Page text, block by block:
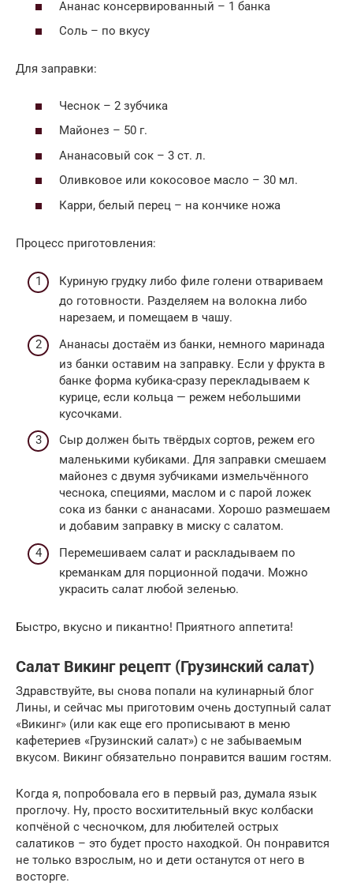
Ананас консервированный – 1 банка
Соль – по вкусу
Для заправки:
Чеснок – 2 зубчика
Майонез – 50 г.
Ананасовый сок – 3 ст. л.
Оливковое или кокосовое масло – 30 мл.
Карри, белый перец – на кончике ножа
Процесс приготовления:
Куриную грудку либо филе голени отвариваем
до готовности. Разделяем на волокна либо
нарезаем, и помещаем в чашу.
Ананасы достаём из банки, немного маринада
из банки оставим на заправку. Если у фрукта в
банке форма кубика-сразу перекладываем к
курице, если кольца — режем небольшими
кусочками.
Сыр должен быть твёрдых сортов, режем его
маленькими кубиками. Для заправки смешаем
майонез с двумя зубчиками измельчённого
чеснока, специями, маслом и с парой ложек
сока из банки с ананасами. Хорошо размешаем
и добавим заправку в миску с салатом.
Перемешиваем салат и раскладываем по
креманкам для порционной подачи. Можно
украсить салат любой зеленью.
Быстро, вкусно и пикантно! Приятного аппетита!
Салат Викинг рецепт (Грузинский салат)
Здравствуйте, вы снова попали на кулинарный блог
Лины, и сейчас мы приготовим очень доступный салат
«Викинг» (или как еще его прописывают в меню
кафетериев «Грузинский салат») с не забываемым
вкусом. Викинг обязательно понравится вашим гостям.
Когда я, попробовала его в первый раз, думала язык
проглочу. Ну, просто восхитительный вкус колбаски
копчёной с чесночком, для любителей острых
салатиков – это будет просто находкой. Он понравится
не только взрослым, но и дети останутся от него в
восторге.